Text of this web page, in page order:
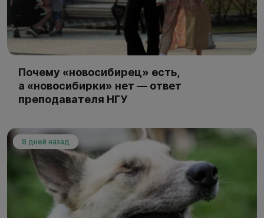
Почему «новосибирец» есть,
а «новосибирки» нет — ответ
преподавателя НГУ
8 дней назад